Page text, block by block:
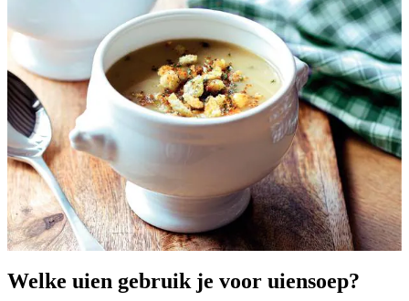
Welke uien gebruik je voor uiensoep?